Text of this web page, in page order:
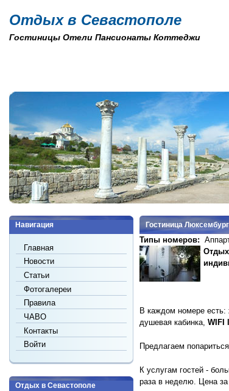
Отдых в Севастополе
Гостиницы Отели Пансионаты Коттеджи
Гостиница Люксембург
Типы номеров:
Отдых
В каждом номере есть:
душевая кабинка, WIFI
Предлагаем
К услугам гостей -
раза в неделю. Цена за
Навигация
Главная
Новости
Статьи
Фотогалереи
Правила
ЧАВО
Контакты
Войти
Отдых в Севастополе